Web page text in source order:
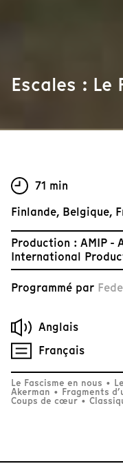
Escales : Le
71 min
Finlande, Belgique,
Production : AMIP -
International
Programmé par
Anglais
Français
Le Fascisme en nous •
Akerman • Fragments
Coups de cœur•